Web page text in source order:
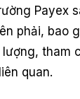
Payex
phải, bao
tham
quan.